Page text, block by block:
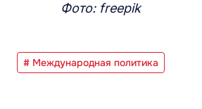
Фото: freepik
# Международная политика